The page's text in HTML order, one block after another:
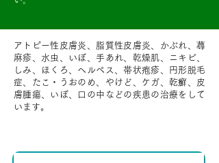
アトピー性皮膚炎、脂質性皮膚炎、かぶれ、蕁
麻疹、水虫、いぼ、手あれ、乾燥肌、ニキビ、
しみ、ほくろ、ヘルペス、帯状疱疹、円形脱毛
症、たこ・うおのめ、やけど、ケガ、乾癬、皮
膚腫瘍、いぼ、口の中などの疾患の治療をして
います。